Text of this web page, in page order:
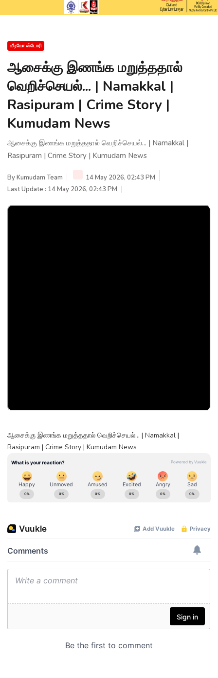
வீடியோ ஸ்டோரி
ஆசைக்கு இணங்க மறுத்ததால்
வெறிச்செயல்... | Namakkal |
Rasipuram | Crime Story |
Kumudam News
ஆசைக்கு இணங்க மறுத்ததால் வெறிச்செயல்... | Namakkal |
Rasipuram | Crime Story | Kumudam News
ByKumudam Team
14 May 2026, 02:43 PM
Last Update : 14 May 2026, 02:43 PM
ஆசைக்கு இணங்க மறுத்ததால் வெறிச்செயல்... | Namakkal |
Rasipuram | Crime Story | Kumudam News